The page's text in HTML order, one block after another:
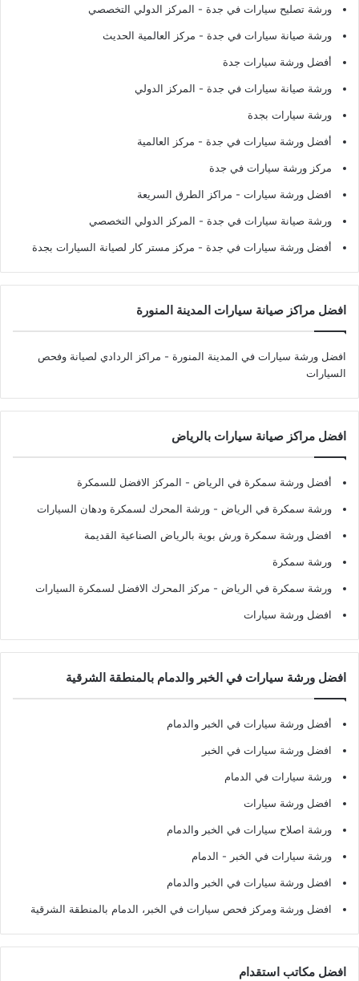
ورشة تصليح سيارات في جدة - المركز الدولي التخصصي
ورشة صيانة سيارات في جدة - مركز العالمية الحديث
أفضل ورشة سيارات جدة
ورشة صيانة سيارات في جدة - المركز الدولي
ورشة سيارات بجدة
أفضل ورشة سيارات في جدة - مركز العالمية
مركز ورشة سيارات في جدة
افضل ورشة سيارات - مراكز الطرق السريعة
ورشة صيانة سيارات في جدة - المركز الدولي التخصصي
أفضل ورشة سيارات في جدة - مركز مستر كار لصيانة السيارات بجدة
افضل مراكز صيانة سيارات المدينة المنورة
افضل ورشة سيارات في المدينة المنورة - مراكز الردادي لصيانة وفحص
السيارات
افضل مراكز صيانة سيارات بالرياض
أفضل ورشة سمكرة في الرياض - المركز الافضل للسمكرة
ورشة سمكرة في الرياض - ورشة المحرك لسمكرة ودهان السيارات
افضل ورشة سمكرة ورش بوية بالرياض الصناعية القديمة
ورشة سمكرة
ورشة سمكرة في الرياض - مركز المحرك الافضل لسمكرة السيارات
افضل ورشة سيارات
افضل ورشة سيارات في الخبر والدمام بالمنطقة الشرقية
أفضل ورشة سيارات في الخبر والدمام
افضل ورشة سيارات في الخبر
ورشة سيارات في الدمام
افضل ورشة سيارات
ورشة اصلاح سيارات في الخبر والدمام
ورشة سيارات في الخبر - الدمام
افضل ورشة سيارات في الخبر والدمام
افضل ورشة ومركز فحص سيارات في الخبر، الدمام بالمنطقة الشرقية
افضل مكاتب استقدام